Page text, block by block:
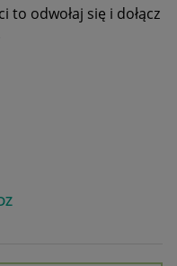
to odwołaj się i dołącz